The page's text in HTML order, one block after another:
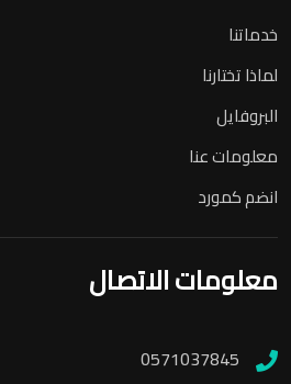
خدماتنا
لماذا تختارنا
البروفايل
معلومات عنا
انضم كمورد
معلومات الاتصال
0571037845